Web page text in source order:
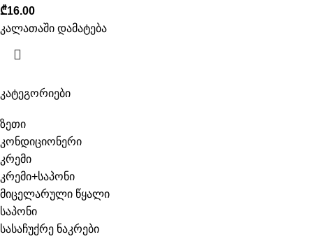
კატეგორიები
ზეთი
კონდიციონერი
კრემი
კრემი+საპონი
მიცელარული წყალი
საპონი
სასაჩუქრე ნაკრები
₾16.00
კალათაში დამატება